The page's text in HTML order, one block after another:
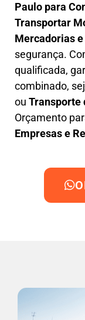
Paulo para
Transportar
Mercadorias
segurança.
qualificada,
combinado,
ou Transporte
Orçamento
Empresas e